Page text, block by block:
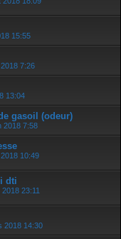
15:55
7:26
13:04
gasoil (odeur)
2018 7:58
10:49
dti
23:11
2018 14:30